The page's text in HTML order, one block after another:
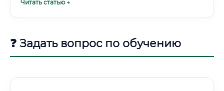
технологических процессов: Создание новых и
Читать статью →
❓ Задать вопрос по обучению